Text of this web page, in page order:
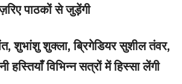
पाठकों से जुड़ेंगी
शुभांशु शुक्ला, ब्रिगेडियर सुशील तंवर,
विभिन्न सत्रों में हिस्सा लेंगी